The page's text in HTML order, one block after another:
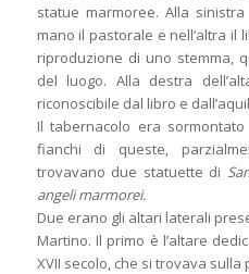
statue marmoree. Alla sinistra
mano il pastorale e nell’altra il
riproduzione di uno stemma,
del luogo. Alla destra
riconoscibile dal libro e
Il tabernacolo era
fianchi di queste,
trovavano due statuette di
angeli marmorei.
Due erano gli altari laterali
Martino. Il primo è l’altare
XVII secolo, che si trovava sulla